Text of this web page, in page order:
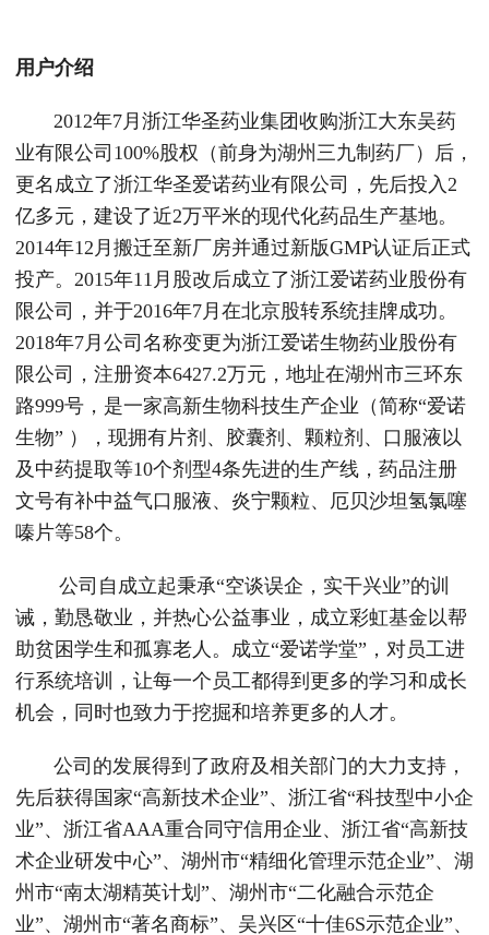
用户介绍
2012年7月浙江华圣药业集团收购浙江大东吴药
业有限公司100%股权（前身为湖州三九制药厂）后，
更名成立了浙江华圣爱诺药业有限公司，先后投入2
亿多元，建设了近2万平米的现代化药品生产基地。
2014年12月搬迁至新厂房并通过新版GMP认证后正式
投产。2015年11月股改后成立了浙江爱诺药业股份有
限公司，并于2016年7月在北京股转系统挂牌成功。
2018年7月公司名称变更为浙江爱诺生物药业股份有
限公司，注册资本6427.2万元，地址在湖州市三环东
路999号，是一家高新生物科技生产企业（简称“爱诺
生物” ），现拥有片剂、胶囊剂、颗粒剂、口服液以
及中药提取等10个剂型4条先进的生产线，药品注册
文号有补中益气口服液、炎宁颗粒、厄贝沙坦氢氯噻
嗪片等58个。
公司自成立起秉承“空谈误企，实干兴业”的训
诫，勤恳敬业，并热心公益事业，成立彩虹基金以帮
助贫困学生和孤寡老人。成立“爱诺学堂”，对员工进
行系统培训，让每一个员工都得到更多的学习和成长
机会，同时也致力于挖掘和培养更多的人才。
公司的发展得到了政府及相关部门的大力支持，
先后获得国家“高新技术企业”、浙江省“科技型中小企
业”、浙江省AAA重合同守信用企业、浙江省“高新技
术企业研发中心”、湖州市“精细化管理示范企业”、湖
州市“南太湖精英计划”、湖州市“二化融合示范企
业”、湖州市“著名商标”、吴兴区“十佳6S示范企业”、